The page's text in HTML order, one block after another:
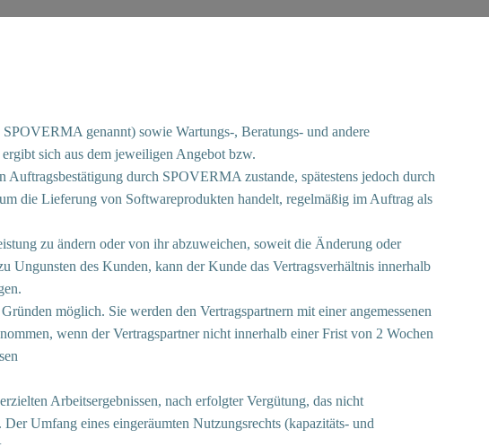
genannt) sowie Wartungs-, Beratungs- und andere
sich aus dem jeweiligen Angebot bzw.
durch SPOVERMA zustande, spätestens jedoch durch
die Lieferung von Softwareprodukten handelt, regelmäßig im Auftrag als
zu ändern oder von ihr abzuweichen, soweit die Änderung oder
des Kunden, kann der Kunde das Vertragsverhältnis innerhalb
möglich. Sie werden den Vertragspartnern mit einer angemessenen
wenn der Vertragspartner nicht innerhalb einer Frist von 2 Wochen
Arbeitsergebnissen, nach erfolgter Vergütung, das nicht
Umfang eines eingeräumten Nutzungsrechts (kapazitäts- und